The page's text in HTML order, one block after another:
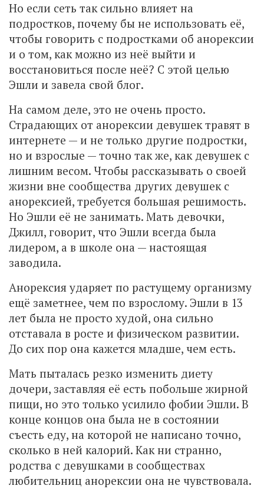
Но если сеть так сильно влияет на
подростков, почему бы не использовать её,
чтобы говорить с подростками об анорексии
и о том, как можно из неё выйти и
восстановиться после неё? С этой целью
Эшли и завела свой блог.
На самом деле, это не очень просто.
Страдающих от анорексии девушек травят в
интернете — и не только другие подростки,
но и взрослые — точно так же, как девушек с
лишним весом. Чтобы рассказывать о своей
жизни вне сообщества других девушек с
анорексией, требуется большая решимость.
Но Эшли её не занимать. Мать девочки,
Джилл, говорит, что Эшли всегда была
лидером, а в школе она — настоящая
заводила.
Анорексия ударяет по растущему организму
ещё заметнее, чем по взрослому. Эшли в 13
лет была не просто худой, она сильно
отставала в росте и физическом развитии.
До сих пор она кажется младше, чем есть.
Мать пыталась резко изменить диету
дочери, заставляя её есть побольше жирной
пищи, но это только усилило фобии Эшли. В
конце концов она была не в состоянии
съесть еду, на которой не написано точно,
сколько в ней калорий. Как ни странно,
родства с девушками в сообществах
любительниц анорексии она не чувствовала.